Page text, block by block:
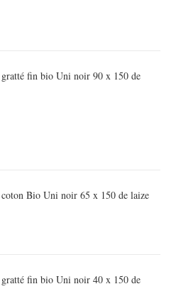
gratté fin bio Uni noir 90 x 150 de
coton Bio Uni noir 65 x 150 de laize
gratté fin bio Uni noir 40 x 150 de